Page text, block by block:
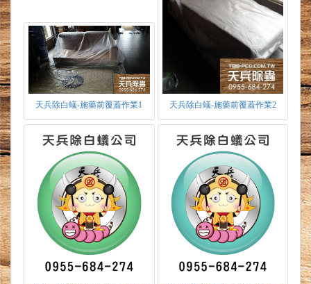
天兵除白蟻-施藥前覆蓋作業1 天兵除白蟻-施藥前覆蓋作業2